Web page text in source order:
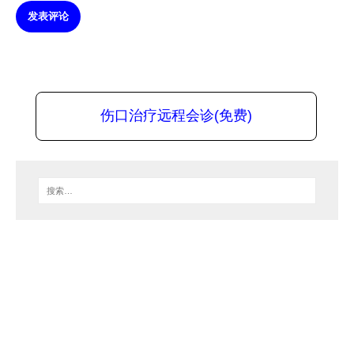
发表评论
伤口治疗远程会诊(免费)